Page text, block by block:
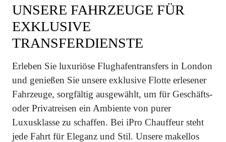
UNSERE FAHRZEUGE FÜR
EXKLUSIVE
TRANSFERDIENSTE
Erleben Sie luxuriöse Flughafentransfers in London
und genießen Sie unsere exklusive Flotte erlesener
Fahrzeuge, sorgfältig ausgewählt, um für Geschäfts-
oder Privatreisen ein Ambiente von purer
Luxusklasse zu schaffen. Bei iPro Chauffeur steht
jede Fahrt für Eleganz und Stil. Unsere makellos